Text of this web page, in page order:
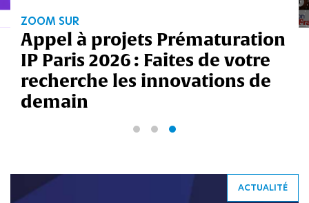
Paris
de votre
de
Hong Wang,
de l’X, reçoit la
2026
ACTUALITÉ